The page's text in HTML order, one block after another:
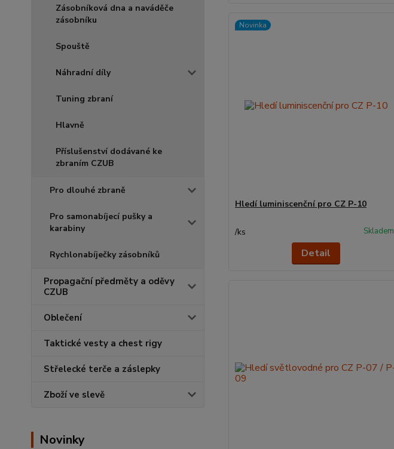
Zásobníková dna a naváděče
zásobníku
Spouště
Náhradní díly
Tuning zbraní
Hlavně
Příslušenství dodávané ke
zbraním CZUB
Pro dlouhé zbraně
Pro samonabíjecí pušky a
karabiny
Rychlonabíječky zásobníků
Propagační předměty a oděvy
CZUB
Oblečení
Taktické vesty a chest rigy
Střelecké terče a záslepky
Zboží ve slevě
Novinky
Novinka
Hledí luminiscenční pro CZ P-10
/ks Skladem
Detail